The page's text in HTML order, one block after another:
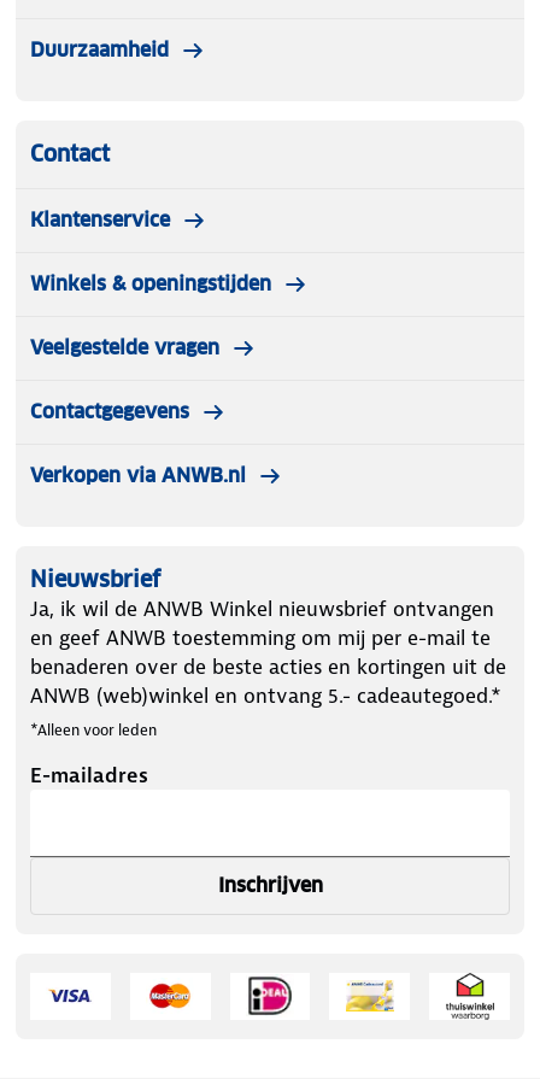
Duurzaamheid
Contact
Klantenservice
Winkels & openingstijden
Veelgestelde vragen
Contactgegevens
Verkopen via ANWB.nl
Nieuwsbrief
Ja, ik wil de ANWB Winkel nieuwsbrief ontvangen
en geef ANWB toestemming om mij per e-mail te
benaderen over de beste acties en kortingen uit de
ANWB (web)winkel en ontvang 5.- cadeautegoed.*
*Alleen voor leden
E-mailadres
Inschrijven